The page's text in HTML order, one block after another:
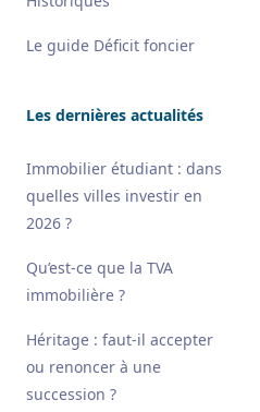
Le guide Déficit foncier
Les dernières actualités
Immobilier étudiant : dans
quelles villes investir en
2026 ?
Qu’est-ce que la TVA
immobilière ?
Héritage : faut-il accepter
ou renoncer à une
succession ?